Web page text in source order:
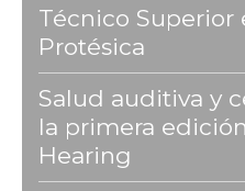
Técnico
Protésica
Salud auditiva y
la primera
Hearing